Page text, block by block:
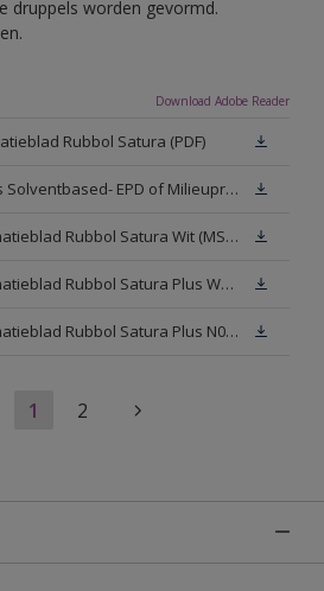
druppels worden gevormd.
Download Adobe Reader
Rubbol Satura (PDF)
Sikkens Lacquers Solventbased- EPD of Milieuproductverklaring
Veiligheidsinformatieblad Rubbol Satura Wit (MSDS)
Veiligheidsinformatieblad Rubbol Satura Plus W05 (MSDS)
Veiligheidsinformatieblad Rubbol Satura Plus N00 (MSDS)
1 2